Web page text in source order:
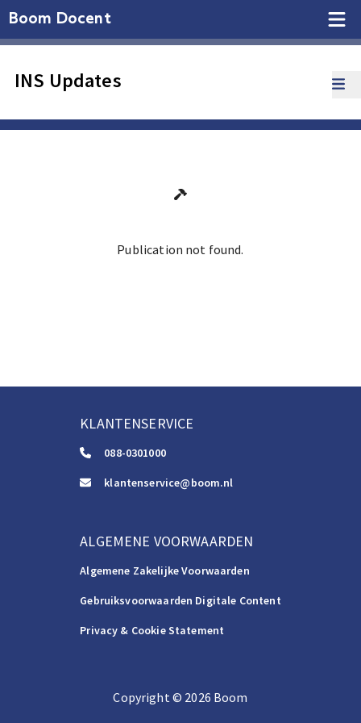
Boom Docent
INS Updates
Publication not found.
KLANTENSERVICE
088-0301000
klantenservice@boom.nl
ALGEMENE VOORWAARDEN
Algemene Zakelijke Voorwaarden
Gebruiksvoorwaarden Digitale Content
Privacy & Cookie Statement
Copyright©️ 2026 Boom